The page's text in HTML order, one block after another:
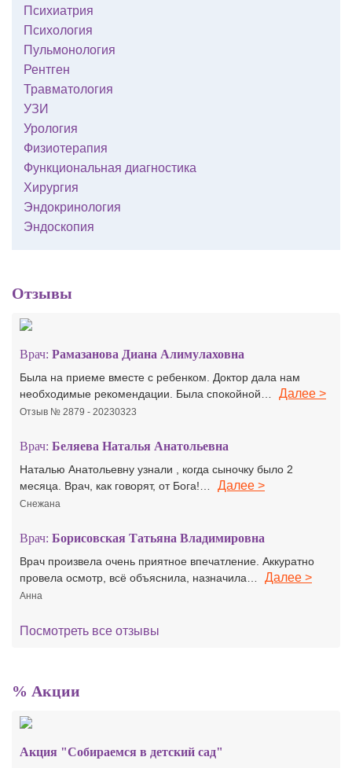
Психиатрия
Психология
Пульмонология
Рентген
Травматология
УЗИ
Урология
Физиотерапия
Функциональная диагностика
Хирургия
Эндокринология
Эндоскопия
Отзывы
Врач: Рамазанова Диана Алимулаховна
Была на приеме вместе с ребенком. Доктор дала нам
необходимые рекомендации. Была спокойной…
Далее >
Отзыв № 2879 - 20230323
Врач: Беляева Наталья Анатольевна
Наталью Анатольевну узнали , когда сыночку было 2
месяца. Врач, как говорят, от Бога!…
Далее >
Снежана
Врач: Борисовская Татьяна Владимировна
Врач произвела очень приятное впечатление. Аккуратно
провела осмотр, всё объяснила, назначила…
Далее >
Анна
Посмотреть все отзывы
% Акции
Акция "Собираемся в детский сад"